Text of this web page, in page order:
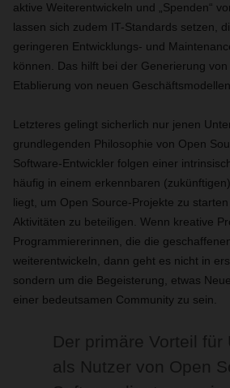
aktive Weiterentwickeln und „Spenden“
lassen sich zudem IT-Standards setzen,
geringeren Entwicklungs- und
können. Das hilft bei der Generierung
Etablierung von neuen Geschäftsmodellen.
Letzteres gelingt sicherlich nur jenen
grundlegenden Philosophie von Open
Software-Entwickler folgen einer
häufig in einem erkennbaren
liegt, um Open Source-Projekte zu
Aktivitäten zu beteiligen. Wenn kreative
Programmiererinnen, die die
weiterentwickeln, dann geht es nicht in
sondern um die Begeisterung, etwas
einer bedeutsamen Community zu sein.
Der primäre Vorteil für
als Nutzer von Open